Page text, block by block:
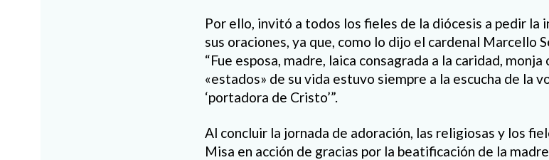
Por ello, invitó a todos los fieles de la diócesis a pedir la
sus oraciones, ya que, como lo dijo el cardenal Marcello
“Fue esposa, madre, laica consagrada a la caridad,
«estados» de su vida estuvo siempre a la escucha de la
‘portadora de Cristo’”.
Al concluir la jornada de adoración, las religiosas y los
Misa en acción de gracias por la beatificación de la